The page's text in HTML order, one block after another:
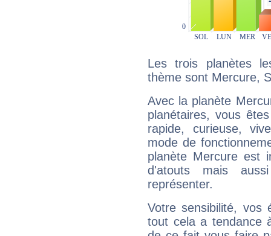
Les trois planètes
thème sont Mercure,
Avec la planète
planétaires, vous
rapide, curieuse,
mode de
planète Mercure est
d'atouts mais
représenter.
Votre sensibilité,
tout cela a tendance